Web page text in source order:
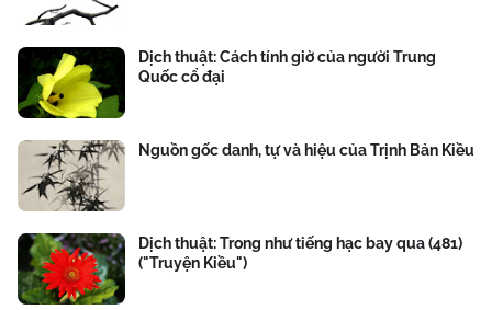
Dịch thuật: Cách tính giờ của người Trung
Quốc cổ đại
Nguồn gốc danh, tự và hiệu của Trịnh Bản Kiều
Dịch thuật: Trong như tiếng hạc bay qua (481)
("Truyện Kiều")